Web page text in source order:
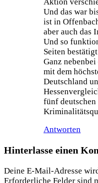
Und das war
ist in
aber auch das
Und so
Seiten
Ganz
mit dem
Deutschland
fünf
Antworten
Hinterlasse einen
Deine E-Mail-Adresse
Erforderliche Felder sind